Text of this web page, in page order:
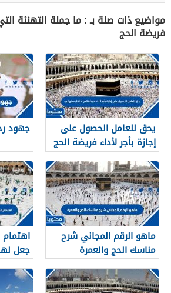
مواضيع ذات صلة بـ : ما جملة التهنئة
فريضة الحج
يحق للعامل الحصول على
إجازة بأجر لأداء فريضة الحج
لا تقل مدتها عن
جهود
ماهو الرقم المجاني شرح
مناسك الحج والعمرة
اهتمام
جعل
مسلم